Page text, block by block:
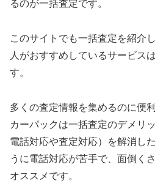
るのが一括査定です。
このサイトでも一括査定を紹介
人がおすすめしているサービスは
す。
多くの査定情報を集めるのに便
カーパックは一括査定のデメリ
電話対応や査定対応）を解消し
うに電話対応が苦手で、面倒く
オススメです。